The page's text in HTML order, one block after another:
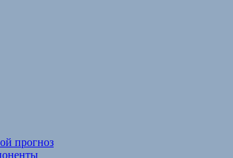
прогноз